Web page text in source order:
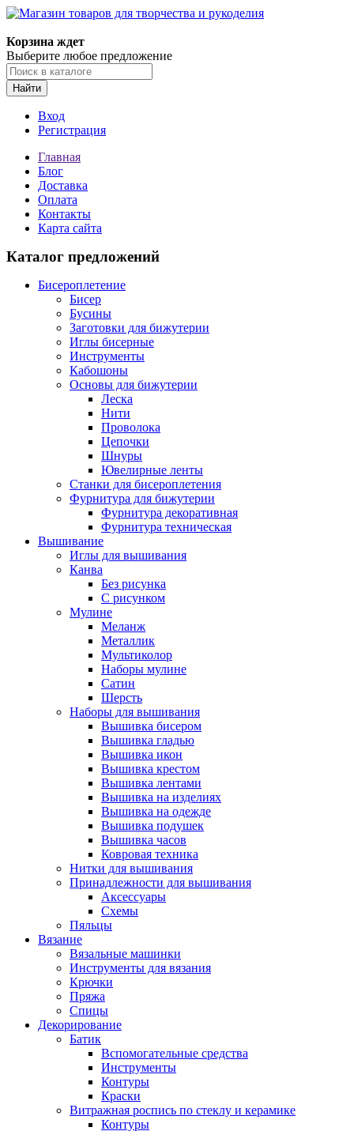
Корзина ждет
Выберите любое предложение
Найти
Вход
Регистрация
Главная
Блог
Доставка
Оплата
Контакты
Карта сайта
Каталог предложений
Бисероплетение
Бисер
Бусины
Заготовки для бижутерии
Иглы бисерные
Инструменты
Кабошоны
Основы для бижутерии
Леска
Нити
Проволока
Цепочки
Шнуры
Ювелирные ленты
Станки для бисероплетения
Фурнитура для бижутерии
Фурнитура декоративная
Фурнитура техническая
Вышивание
Иглы для вышивания
Канва
Без рисунка
С рисунком
Мулине
Меланж
Металлик
Мультиколор
Наборы мулине
Сатин
Шерсть
Наборы для вышивания
Вышивка бисером
Вышивка гладью
Вышивка икон
Вышивка крестом
Вышивка лентами
Вышивка на изделиях
Вышивка на одежде
Вышивка подушек
Вышивка часов
Ковровая техника
Нитки для вышивания
Принадлежности для вышивания
Аксессуары
Схемы
Пяльцы
Вязание
Вязальные машинки
Инструменты для вязания
Крючки
Пряжа
Спицы
Декорирование
Батик
Вспомогательные средства
Инструменты
Контуры
Краски
Витражная роспись по стеклу и керамике
Контуры